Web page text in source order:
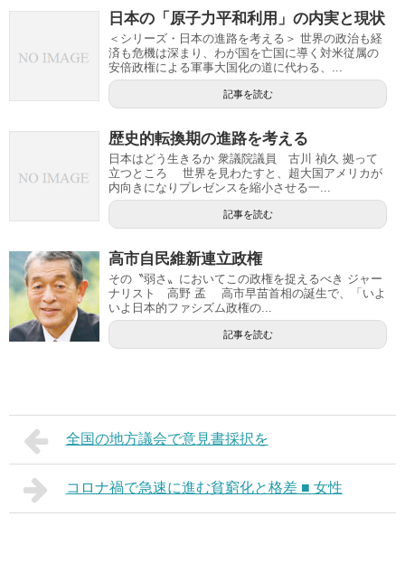
日本の「原子力平和利用」の内実と現状
＜シリーズ・日本の進路を考える＞ 世界の政治も経
済も危機は深まり、わが国を亡国に導く対米従属の
安倍政権による軍事大国化の道に代わる、...
記事を読む
歴史的転換期の進路を考える
日本はどう生きるか 衆議院議員 古川 禎久 拠って
立つところ 世界を見わたすと、超大国アメリカが
内向きになりプレゼンスを縮小させる一...
記事を読む
高市自民維新連立政権
その〝弱さ〟においてこの政権を捉えるべき ジャー
ナリスト 高野 孟 高市早苗首相の誕生で、「いよ
いよ日本的ファシズム政権の...
記事を読む
全国の地方議会で意見書採択を
コロナ禍で急速に進む貧窮化と格差 ■ 女性